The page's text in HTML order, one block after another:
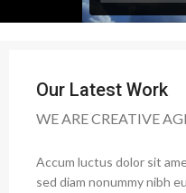
Our Latest Work
WE ARE CREATIVE
Accum luctus dolor sit
sed diam nonummy nibh